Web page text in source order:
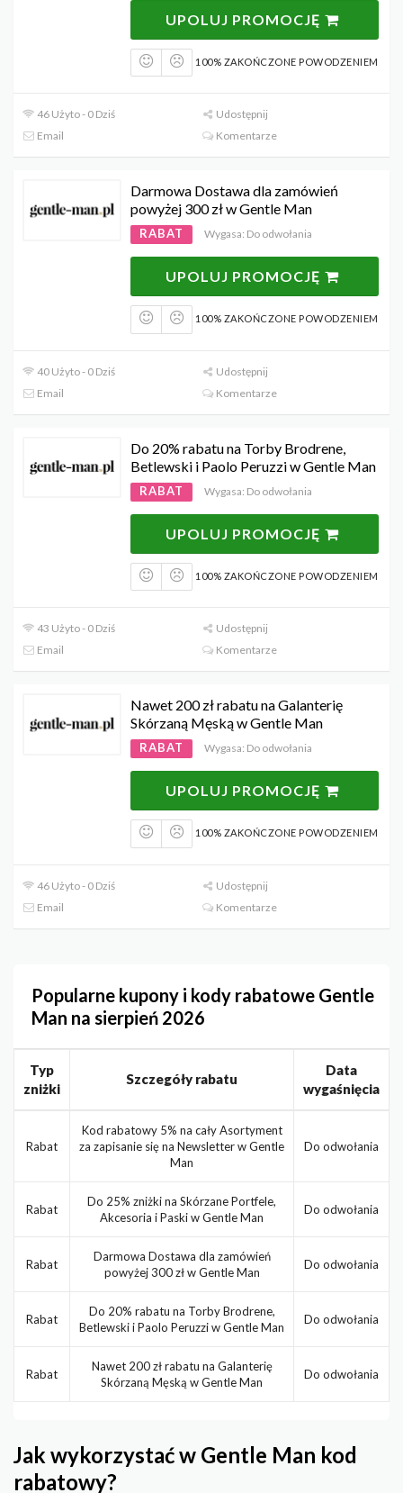
UPOLUJ PROMOCJĘ
100% ZAKOŃCZONE POWODZENIEM
46 Użyto - 0 Dziś
Udostępnij
Email
Komentarze
Darmowa Dostawa dla zamówień
powyżej 300 zł w Gentle Man
RABAT Wygasa: Do odwołania
UPOLUJ PROMOCJĘ
100% ZAKOŃCZONE POWODZENIEM
40 Użyto - 0 Dziś
Udostępnij
Email
Komentarze
Do 20% rabatu na Torby Brodrene,
Betlewski i Paolo Peruzzi w Gentle Man
RABAT Wygasa: Do odwołania
UPOLUJ PROMOCJĘ
100% ZAKOŃCZONE POWODZENIEM
43 Użyto - 0 Dziś
Udostępnij
Email
Komentarze
Nawet 200 zł rabatu na Galanterię
Skórzaną Męską w Gentle Man
RABAT Wygasa: Do odwołania
UPOLUJ PROMOCJĘ
100% ZAKOŃCZONE POWODZENIEM
46 Użyto - 0 Dziś
Udostępnij
Email
Komentarze
Popularne kupony i kody rabatowe Gentle
Man na sierpień 2026
Typ
zniżki
Szczegóły rabatu
Data
wygaśnięcia
Rabat
Kod rabatowy 5% na cały Asortyment
za zapisanie się na Newsletter w Gentle
Man
Do odwołania
Rabat
Do 25% zniżki na Skórzane Portfele,
Akcesoria i Paski w Gentle Man
Do odwołania
Rabat
Darmowa Dostawa dla zamówień
powyżej 300 zł w Gentle Man
Do odwołania
Rabat
Do 20% rabatu na Torby Brodrene,
Betlewski i Paolo Peruzzi w Gentle Man
Do odwołania
Rabat
Nawet 200 zł rabatu na Galanterię
Skórzaną Męską w Gentle Man
Do odwołania
Jak wykorzystać w Gentle Man kod
rabatowy?